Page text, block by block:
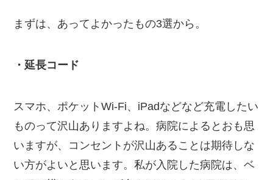
まずは、あってよかったもの3選から。
・延長コード
スマホ、ポケットWi-Fi、iPadなどなど充電したい
ものって沢山ありますよね。病院によるとおも思
いますが、コンセントが沢山あることは期待しな
い方がよいと思います。私が入院した病院は、ベ